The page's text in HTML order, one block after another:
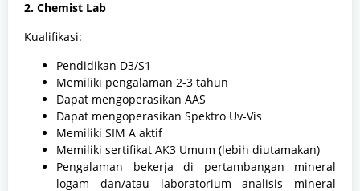
2. Chemist Lab
Kualifikasi:
Pendidikan D3/S1
Memiliki pengalaman 2-3 tahun
Dapat mengoperasikan AAS
Dapat mengoperasikan Spektro Uv-Vis
Memiliki SIM A aktif
Memiliki sertifikat AK3 Umum (lebih diutamakan)
Pengalaman bekerja di pertambangan mineral
logam dan/atau laboratorium analisis mineral